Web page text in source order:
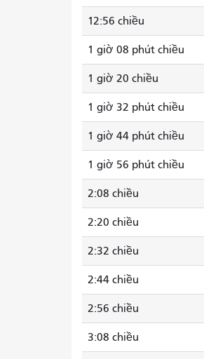
12:56 chiều
1 giờ 08 phút chiều
1 giờ 20 chiều
1 giờ 32 phút chiều
1 giờ 44 phút chiều
1 giờ 56 phút chiều
2:08 chiều
2:20 chiều
2:32 chiều
2:44 chiều
2:56 chiều
3:08 chiều